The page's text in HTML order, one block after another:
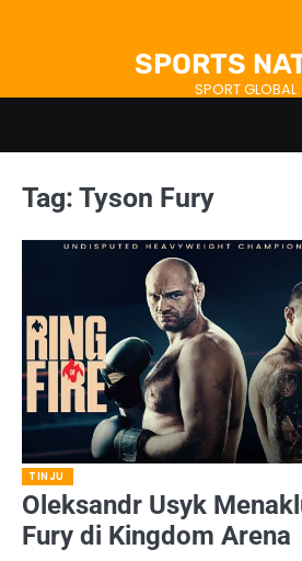
SPORTS
SPORT GLOBAL
Tag: Tyson Fury
TINJU
Oleksandr Usyk
Fury di Kingdom Arena